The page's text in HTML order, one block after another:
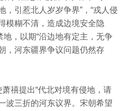
，引惹北人岁岁争界”， “戎人侵
模糊不清，造成边境安全隐
，以期“沿边地有定主，无争
，河东疆界争议问题仍然存
禧提出“代北对境有侵地，请
波三折的河东议界。 宋朝希望